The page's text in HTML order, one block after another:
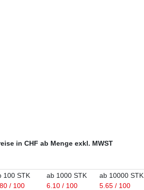
in CHF ab Menge exkl. MWST
100 STK
/ 100
ab 1000 STK
6.10 / 100
ab 10000 STK
5.65 / 100